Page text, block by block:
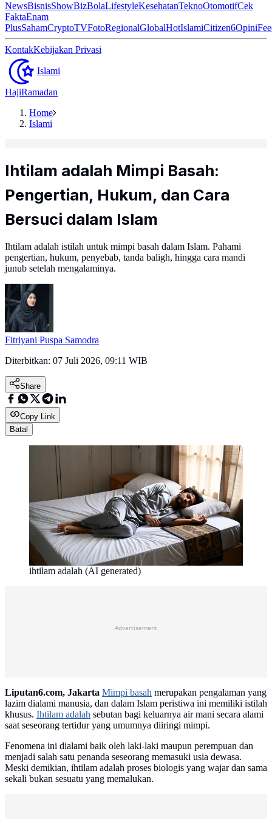
NewsBisnisShowBizBolaLifestyleKesehatanTeknoOtomotifCek
FaktaEnam
PlusSahamCryptoTVFotoRegionalGlobalHotIslamiCitizen6Opini
KontakKebijakan Privasi
Islami
HajiRamadan
Home
Islami
Ihtilam adalah Mimpi Basah:
Pengertian, Hukum, dan Cara
Bersuci dalam Islam
Ihtilam adalah istilah untuk mimpi basah dalam Islam. Pahami
pengertian, hukum, penyebab, tanda baligh, hingga cara mandi
junub setelah mengalaminya.
Fitriyani Puspa Samodra
Diterbitkan: 07 Juli 2026, 09:11 WIB
Share
Copy Link
Batal
ihtilam adalah (AI generated)
Advertisement
Liputan6.com, Jakarta Mimpi basah merupakan pengalaman yang
lazim dialami manusia, dan dalam Islam peristiwa ini memiliki istilah
khusus. Ihtilam adalah sebutan bagi keluarnya air mani secara alami
saat seseorang tertidur yang umumnya diiringi mimpi.
Fenomena ini dialami baik oleh laki-laki maupun perempuan dan
menjadi salah satu penanda seseorang memasuki usia dewasa.
Meski demikian, ihtilam adalah proses biologis yang wajar dan sama
sekali bukan sesuatu yang memalukan.